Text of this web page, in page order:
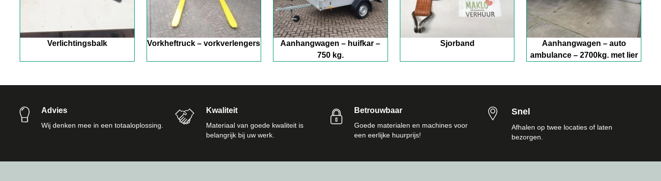
Verlichtingsbalk Vorkheftruck – vorkverlengers
Aanhangwagen – huifkar –
750 kg.
Sjorband
Aanhangwagen – auto
ambulance – 2700kg. met lier
Advies
Wij denken mee in een totaaloplossing.
Kwaliteit
Materiaal van goede kwaliteit is
belangrijk bij uw werk.
Betrouwbaar
Goede materialen en machines voor
een eerlijke huurprijs!
Snel
Afhalen op twee locaties of laten
bezorgen.